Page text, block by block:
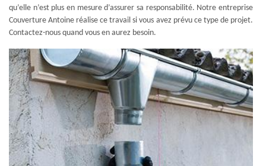
qu’elle n’est plus en mesure d’assurer sa responsabilité. Notre entreprise
Couverture Antoine réalise ce travail si vous avez prévu ce type de projet.
Contactez-nous quand vous en aurez besoin.